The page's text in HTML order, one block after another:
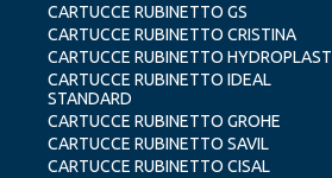
CARTUCCE RUBINETTO GS
CARTUCCE RUBINETTO CRISTINA
CARTUCCE RUBINETTO HYDROPLAST
CARTUCCE RUBINETTO IDEAL
STANDARD
CARTUCCE RUBINETTO GROHE
CARTUCCE RUBINETTO SAVIL
CARTUCCE RUBINETTO CISAL